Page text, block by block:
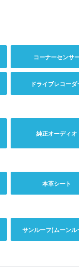
コーナーセンサ
ドライブレコーダ
純正オーディオ
本革シート
サンルーフ(ムーンル